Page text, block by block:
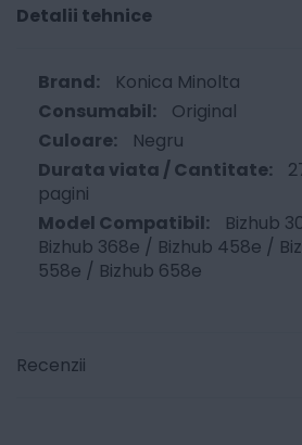
Detalii tehnice
Konica Minolta
Original
Negru
pagini
Bizhub
Bizhub 368e / Bizhub 458e /
558e / Bizhub 658e
Recenzii